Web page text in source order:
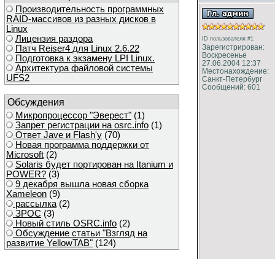
Производительность программных
RAID-массивов из разных дисков в
Linux
Лицензия раздора
Патч Reiser4 для Linux 2.6.22
Подготовка к экзамену LPI Linux.
Архитектура файловой системы
UFS2
Обсуждения
Микропроцессор "Эверест" (1)
Запрет регистрации на osrc.info (1)
Ответ Javе и Flash'у (70)
Новая программа поддержки от
Microsoft (2)
Solaris будет портирован на Itanium и
POWER? (3)
9 декабря вышла новая сборка
Xameleon (9)
рассылка (2)
ЗРОС (3)
Новый стиль OSRC.info (2)
Обсуждение статьи "Взгляд на
развитие YellowTAB" (124)
ID пользователя #1
Зарегистрирован:
Воскресенье
27.06.2004 12:37
Местонахождение:
Санкт-Петербург
Сообщений: 601